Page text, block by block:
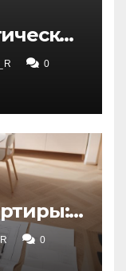
0
0